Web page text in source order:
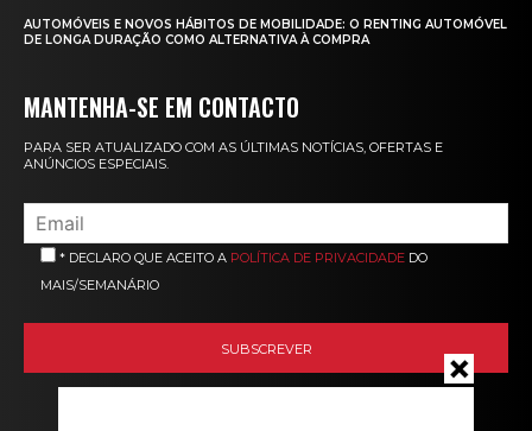
AUTOMÓVEIS E NOVOS HÁBITOS DE MOBILIDADE: O RENTING AUTOMÓVEL
DE LONGA DURAÇÃO COMO ALTERNATIVA À COMPRA
MANTENHA-SE EM CONTACTO
PARA SER ATUALIZADO COM AS ÚLTIMAS NOTÍCIAS, OFERTAS E
ANÚNCIOS ESPECIAIS.
* DECLARO QUE ACEITO A POLÍTICA DE PRIVACIDADE DO
MAIS/SEMANÁRIO